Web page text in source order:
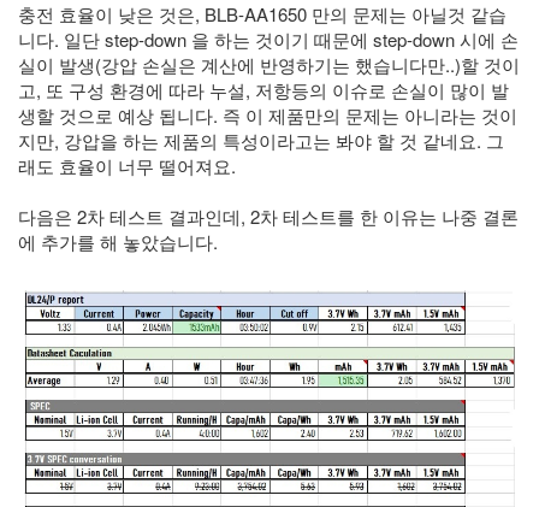
충전 효율이 낮은 것은, BLB-AA1650 만의 문제는 아닐것 같습
니다. 일단 step-down 을 하는 것이기 때문에 step-down 시에 손
실이 발생(강압 손실은 계산에 반영하기는 했습니다만..)할 것이
고, 또 구성 환경에 따라 누설, 저항등의 이슈로 손실이 많이 발
생할 것으로 예상 됩니다. 즉 이 제품만의 문제는 아니라는 것이
지만, 강압을 하는 제품의 특성이라고는 봐야 할 것 같네요. 그
래도 효율이 너무 떨어져요.
다음은 2차 테스트 결과인데, 2차 테스트를 한 이유는 나중 결론
에 추가를 해 놓았습니다.